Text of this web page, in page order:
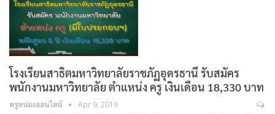
โรงเรียนสาธิตมหาวิทยาลัยราชภัฏอุดรธานี รับสมัคร
พนักงานมหาวิทยาลัย ตำแหน่ง ครู เงินเดือน 18,330 บาท
ครูหน่องออนไลน์ Apr 9, 2019